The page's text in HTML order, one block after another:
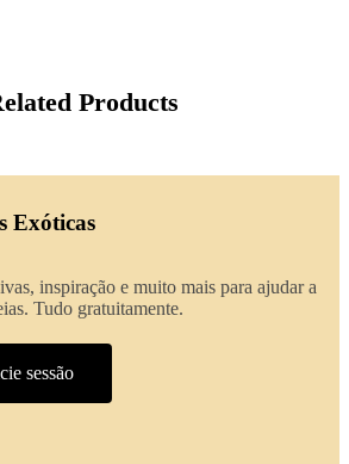
Products
Exóticas
inspiração e muito mais para ajudar a
Tudo gratuitamente.
sessão